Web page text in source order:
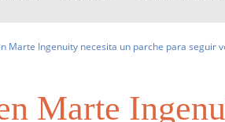
Marte Ingenuity necesita un parche para seguir
Marte